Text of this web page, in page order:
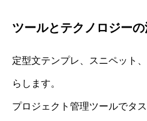
ツールとテクノロジーの
定型文テンプレ、スニペット
らします。
プロジェクト管理ツールでタ